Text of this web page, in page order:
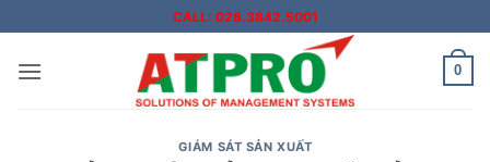
qua
nội
CALL: 028.3842.5001
0
GIÁM SÁT SẢN XUẤT